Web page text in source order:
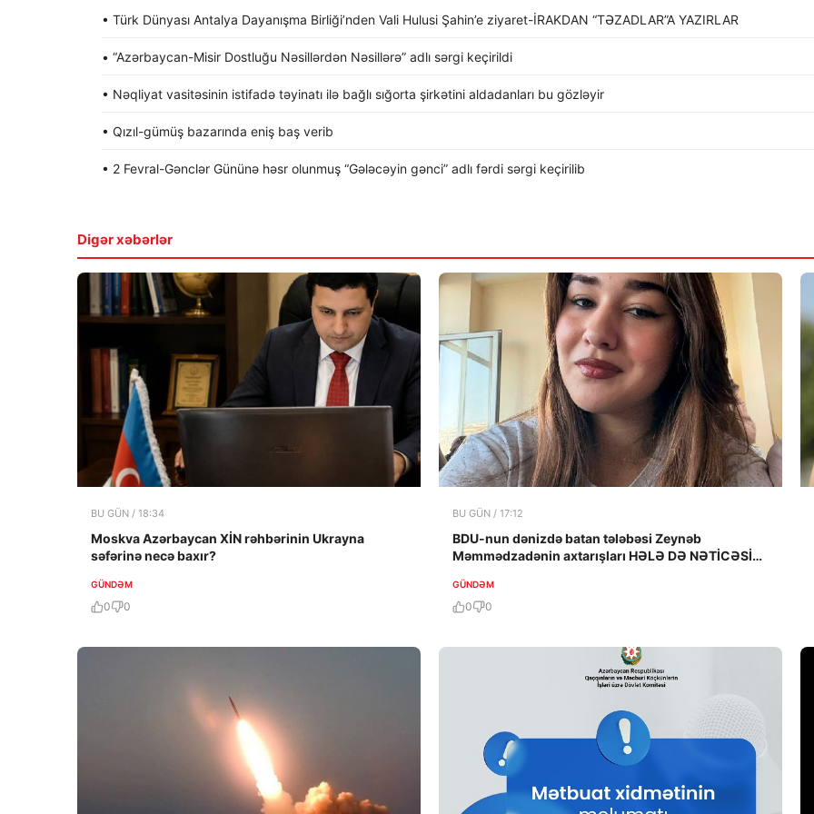
• Türk Dünyası Antalya Dayanışma Birliği’nden Vali Hulusi Şahin’e ziyaret-İRAKDAN “TƏZADLAR”A YAZIRLAR
• “Azərbaycan-Misir Dostluğu Nəsillərdən Nəsillərə” adlı sərgi keçirildi
• Nəqliyat vasitəsinin istifadə təyinatı ilə bağlı sığorta şirkətini aldadanları bu gözləyir
• Qızıl-gümüş bazarında eniş baş verib
• 2 Fevral-Gənclər Gününə həsr olunmuş “Gələcəyin gənci” adlı fərdi sərgi keçirilib
Digər xəbərlər
BU GÜN / 18:34
Moskva Azərbaycan XİN rəhbərinin Ukrayna
səfərinə necə baxır?
GÜNDƏM
0 0
BU GÜN / 17:12
BDU-nun dənizdə batan tələbəsi Zeynəb
Məmmədzadənin axtarışları HƏLƏ DƏ NƏTİCƏSİZ
GÜNDƏM
0 0